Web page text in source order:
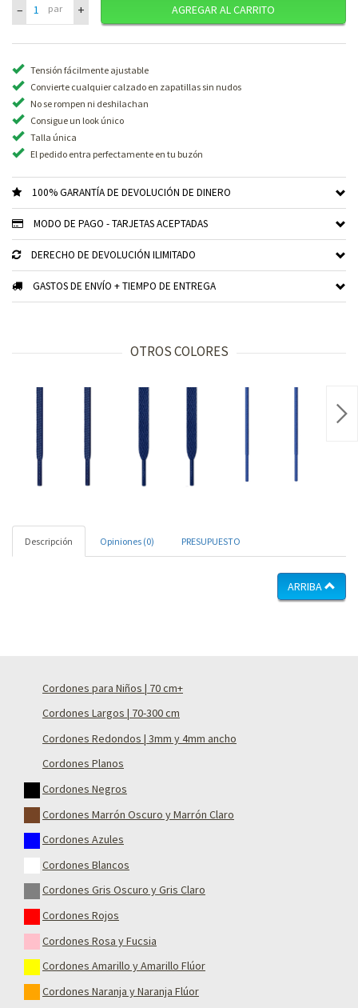
– par + AGREGAR AL CARRITO
Tensión fácilmente ajustable
Convierte cualquier calzado en zapatillas sin nudos
No se rompen ni deshilachan
Consigue un look único
Talla única
El pedido entra perfectamente en tu buzón
100% GARANTÍA DE DEVOLUCIÓN DE DINERO
MODO DE PAGO - TARJETAS ACEPTADAS
DERECHO DE DEVOLUCIÓN ILIMITADO
GASTOS DE ENVÍO + TIEMPO DE ENTREGA
OTROS COLORES
Descripción Opiniones (0) PRESUPUESTO
ARRIBA
Cordones para Niños | 70 cm+
Cordones Largos | 70-300 cm
Cordones Redondos | 3mm y 4mm ancho
Cordones Planos
Cordones Negros
Cordones Marrón Oscuro y Marrón Claro
Cordones Azules
Cordones Blancos
Cordones Gris Oscuro y Gris Claro
Cordones Rojos
Cordones Rosa y Fucsia
Cordones Amarillo y Amarillo Flúor
Cordones Naranja y Naranja Flúor